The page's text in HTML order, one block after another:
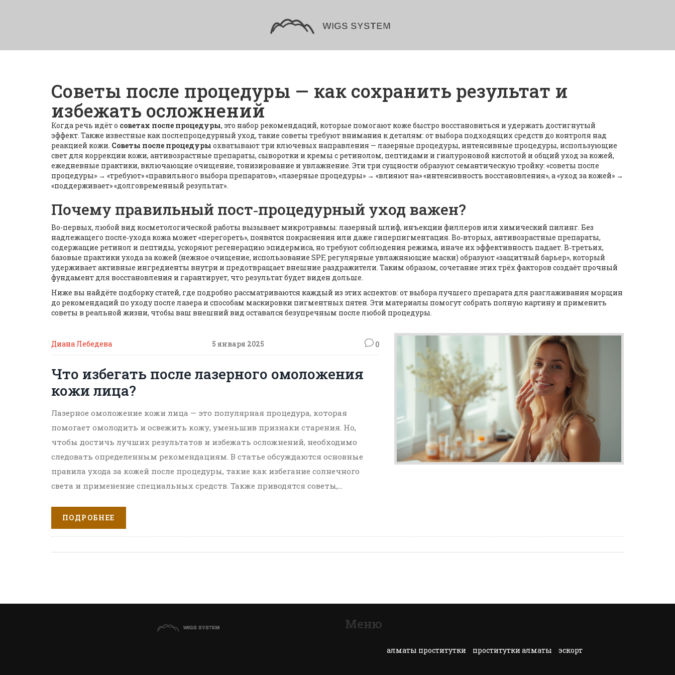
Советы после процедуры — как сохранить результат и
избежать осложнений
Когда речь идёт о советах после процедуры, это набор рекомендаций, которые помогают коже быстро восстановиться и удержать достигнутый
эффект. Также известные как послепроцедурный уход, такие советы требуют внимания к деталям: от выбора подходящих средств до контроля над
реакцией кожи. Советы после процедуры охватывают три ключевых направления — лазерные процедуры, интенсивные процедуры, использующие
свет для коррекции кожи, антивозрастные препараты, сыворотки и кремы с ретинолом, пептидами и гиалуроновой кислотой и общий уход за кожей,
ежедневные практики, включающие очищение, тонизирование и увлажнение. Эти три сущности образуют семантическую тройку: «советы после
процедуры» → «требуют» «правильного выбора препаратов», «лазерные процедуры» → «влияют на» «интенсивность восстановления», а «уход за кожей» →
«поддерживает» «долговременный результат».
Почему правильный пост‑процедурный уход важен?
Во-первых, любой вид косметологической работы вызывает микротравмы: лазерный шлиф, инъекции филлеров или химический пилинг. Без
надлежащего после‑ухода кожа может «перегореть», появятся покраснения или даже гиперпигментация. Во‑вторых, антивозрастные препараты,
содержащие ретинол и пептиды, ускоряют регенерацию эпидермиса, но требуют соблюдения режима, иначе их эффективность падает. В‑третьих,
базовые практики ухода за кожей (нежное очищение, использование SPF, регулярные увлажняющие маски) образуют «защитный барьер», который
удерживает активные ингредиенты внутри и предотвращает внешние раздражители. Таким образом, сочетание этих трёх факторов создаёт прочный
фундамент для восстановления и гарантирует, что результат будет виден дольше.
Ниже вы найдёте подборку статей, где подробно рассматриваются каждый из этих аспектов: от выбора лучшего препарата для разглаживания морщин
до рекомендаций по уходу после лазера и способам маскировки пигментных пятен. Эти материалы помогут собрать полную картину и применить
советы в реальной жизни, чтобы ваш внешний вид оставался безупречным после любой процедуры.
Диана Лебедева 5 января 2025 0
Что избегать после лазерного омоложения
кожи лица?
Лазерное омоложение кожи лица — это популярная процедура, которая
помогает омолодить и освежить кожу, уменьшив признаки старения. Но,
чтобы достичь лучших результатов и избежать осложнений, необходимо
следовать определенным рекомендациям. В статье обсуждаются основные
правила ухода за кожей после процедуры, такие как избегание солнечного
света и применение специальных средств. Также приводятся советы,
кожи надолго.
ПОДРОБНЕЕ
Меню
алматы проститутки проститутки алматы эскорт